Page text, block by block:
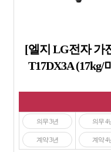
[엘지 LG전자 가
T17DX3A
의무 3년
계약 3년
의무 4
계약 4